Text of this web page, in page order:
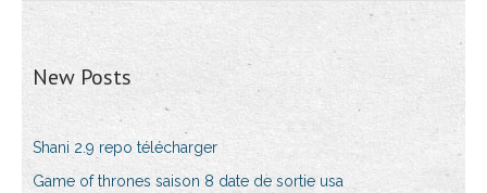
New Posts
Shani 2.9 repo télécharger
Game of thrones saison 8 date de sortie usa